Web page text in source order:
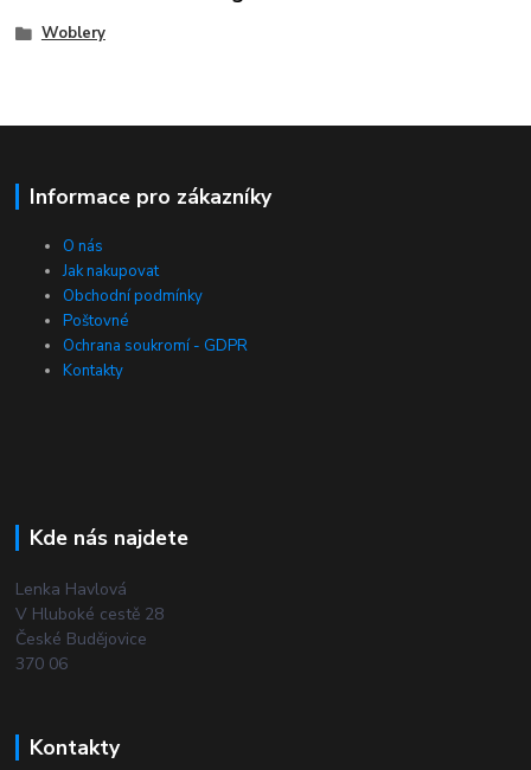
Woblery
Informace pro zákazníky
O nás
Jak nakupovat
Obchodní podmínky
Poštovné
Ochrana soukromí - GDPR
Kontakty
Kde nás najdete
Lenka Havlová
V Hluboké cestě 28
České Budějovice
370 06
Kontakty